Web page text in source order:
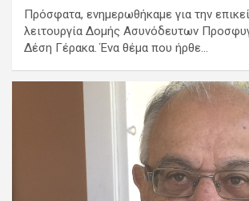
Πρόσφατα, ενημερωθήκαμε για την
λειτουργία Δομής Ασυνόδευτων
Δέση Γέρακα. Ένα θέμα που ήρθε…